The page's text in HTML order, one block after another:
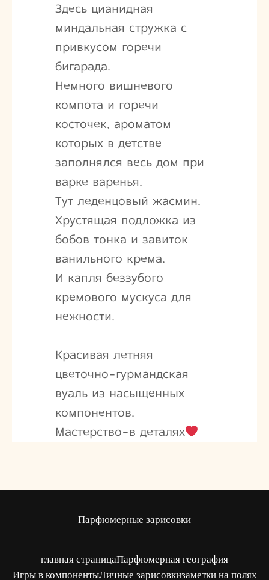
Здесь цианидная
миндальная стружка с
привкусом горечи
бигарада.
Немного вишневого
компота и горечи
косточек, ароматом
которых в детстве
заполнялся весь дом при
варке варенья.
Тут леденцовый жасмин.
Хрустящая подложка из
бобов тонка и завиток
ванильного крема.
И капля беззубого
кремового мускуса для
нежности.
Красивая летняя
цветочно-гурмандская
вуаль из насыщенных
компонентов.
Мастерство-в деталях
Парфюмерные зарисовки
главная страницаПарфюмерная география
Игры в компонентыЛичные зарисовкизаметки на полях